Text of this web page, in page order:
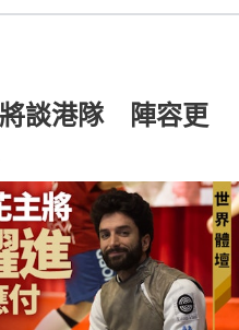
談港隊 陣容更